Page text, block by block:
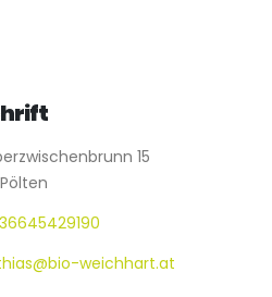
15
weichhart.at